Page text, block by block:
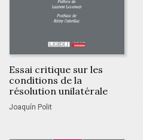
Essai critique sur les
conditions de la
résolution unilatérale
Joaquín Polit